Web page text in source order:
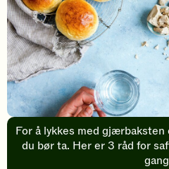
For å lykkes med
du bør ta. Her er 3 råd for